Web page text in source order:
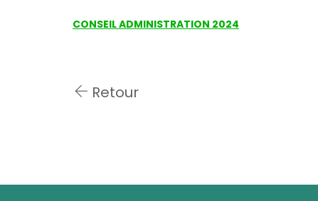
CONSEIL ADMINISTRATION 2024
Retour